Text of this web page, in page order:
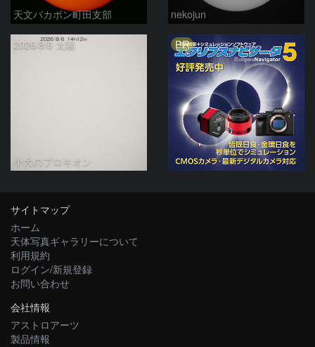
天文バカボン町田支部 nekojun
2026/8/6 太陽
小犬のプロキオン
PR
サイトマップ
ホーム
天体写真ギャラリーについて
利用規約
ログイン/新規登録
お問い合わせ
会社情報
アストロアーツ
製品情報